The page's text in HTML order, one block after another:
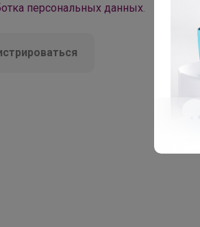
персональных данных.